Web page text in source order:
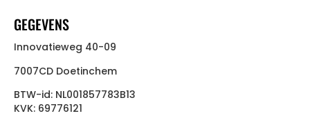
GEGEVENS
Innovatieweg 40-09
7007CD Doetinchem
BTW-id: NL001857783B13
KVK: 69776121